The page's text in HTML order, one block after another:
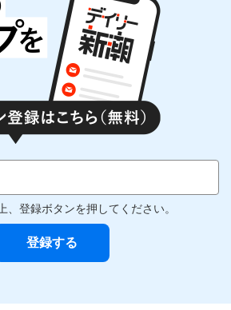
、登録ボタンを押してください。